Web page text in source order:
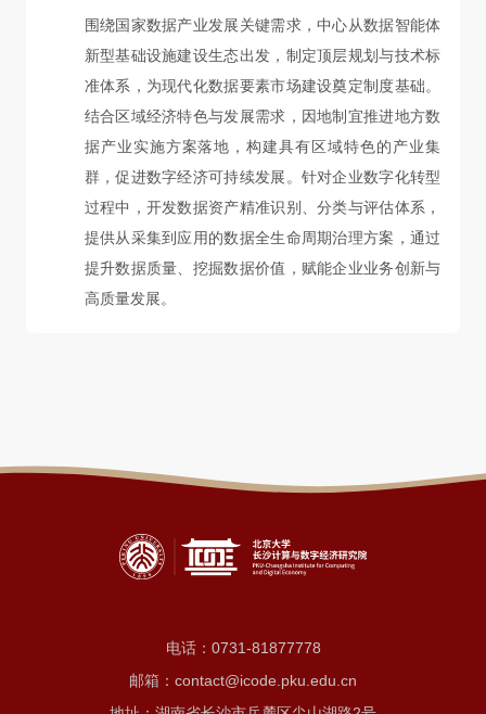
围绕国家数据产业发展关键需求，中心从数据智能体
新型基础设施建设生态出发，制定顶层规划与技术标
准体系，为现代化数据要素市场建设奠定制度基础。
结合区域经济特色与发展需求，因地制宜推进地方数
据产业实施方案落地，构建具有区域特色的产业集
群，促进数字经济可持续发展。针对企业数字化转型
过程中，开发数据资产精准识别、分类与评估体系，
提供从采集到应用的数据全生命周期治理方案，通过
提升数据质量、挖掘数据价值，赋能企业业务创新与
高质量发展。
电话： 0731-81877778
邮箱：contact@icode.pku.edu.cn